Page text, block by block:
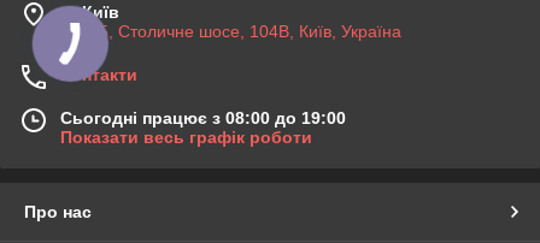
м. Київ
03045, Столичне шосе, 104B, Київ, Україна
Контакти
Сьогодні працює з 08:00 до 19:00
Показати весь графік роботи
Про нас